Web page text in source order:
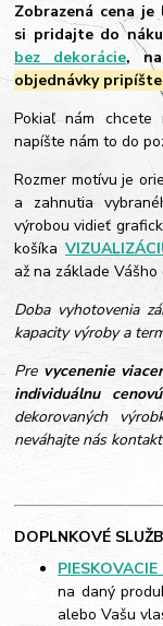
Zobrazená cena je
si pridajte do
bez dekorácie, na
objednávky
Pokiaľ nám chcete
napíšte nám to do
Rozmer motívu je
a zahnutia
výrobou vidieť
košíka
až na základe
Doba vyhotovenia
kapacity výroby a
Pre vycenenie
individuálnu
dekorovaných
neváhajte nás
DOPLNKOVÉ
na daný
alebo Vašu